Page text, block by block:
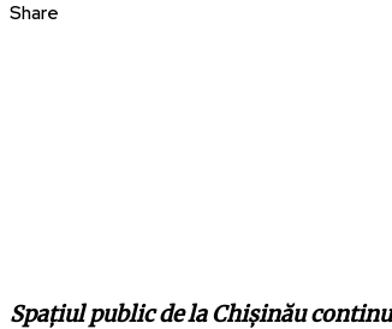
Share
Spațiul public de la Chișinău